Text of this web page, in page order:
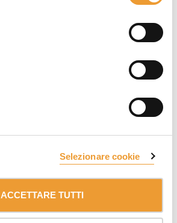
Selezionare cookie
ACCETTARE TUTTI